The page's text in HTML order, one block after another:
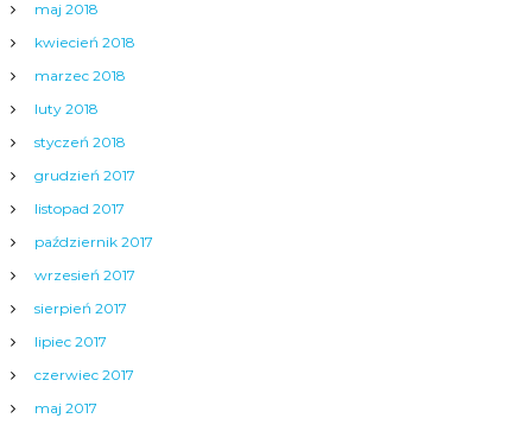
maj 2018
kwiecień 2018
marzec 2018
luty 2018
styczeń 2018
grudzień 2017
listopad 2017
październik 2017
wrzesień 2017
sierpień 2017
lipiec 2017
czerwiec 2017
maj 2017